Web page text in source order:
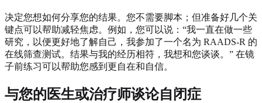
决定您想如何分享您的结果。您不需要脚本；但准备好几个关
键点可以帮助减轻焦虑。例如，您可以说：“我一直在做一些
研究，以便更好地了解自己，我参加了一个名为 RAADS-R 的
在线筛查测试。结果与我的经历相符，我想和您谈谈。” 在镜
子前练习可以帮助您感到更自在和自信。
与您的医生或治疗师谈论自闭症